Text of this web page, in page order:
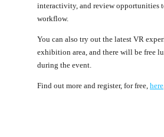
interactivity, and review opportunities
workflow.
You can also try out the latest VR
exhibition area, and there will be free
during the event.
Find out more and register, for free, here